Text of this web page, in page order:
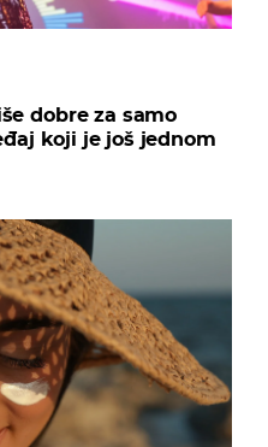
dobre za samo
koji je još jednom